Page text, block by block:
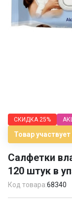
ofСКИДКА 25%
Товар участвует
Салфетки
120 штук в
Код товара:68340